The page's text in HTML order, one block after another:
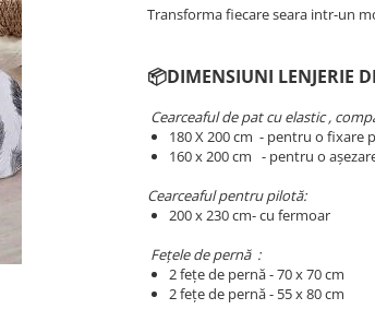
Transforma fiecare seara intr-un
📦DIMENSIUNI LENJERIE
Cearceaful de pat cu elastic ,
180 X 200 cm - pentru o fixare
​​​​160 x 200 cm - pentru o
Cearceaful pentru pilotă:
200 x 230 cm- cu fermoar
Fețele de pernă :
2 fețe de pernă - 70 x 70 cm
2 fețe de pernă - 55 x 80 cm